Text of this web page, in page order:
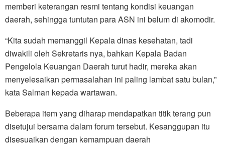
memberi keterangan resmi tentang kondisi keuangan
daerah, sehingga tuntutan para ASN ini belum di akomodir.
“Kita sudah memanggil Kepala dinas kesehatan, tadi
diwakili oleh Sekretaris nya, bahkan Kepala Badan
Pengelola Keuangan Daerah turut hadir, mereka akan
menyelesaikan permasalahan ini paling lambat satu bulan,”
kata Salman kepada wartawan.
Beberapa item yang diharap mendapatkan titik terang pun
disetujui bersama dalam forum tersebut. Kesanggupan itu
disesuaikan dengan kemampuan daerah